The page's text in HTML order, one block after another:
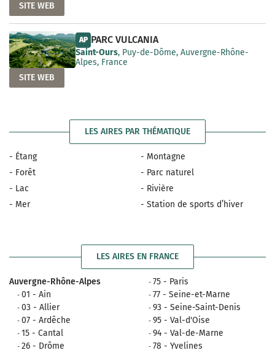
SITE WEB
AP PARC VULCANIA
Saint-Ours, Puy-de-Dôme, Auvergne-Rhône-
Alpes, France
SITE WEB
LES AIRES PAR THÉMATIQUE
- Étang
- Forêt
- Lac
- Mer
- Montagne
- Parc naturel
- Rivière
- Station de sports d’hiver
LES AIRES EN FRANCE
Auvergne-Rhône-Alpes
01 - Ain
03 - Allier
07 - Ardêche
15 - Cantal
26 - Drôme
75 - Paris
77 - Seine-et-Marne
93 - Seine-Saint-Denis
95 - Val-d'Oise
94 - Val-de-Marne
78 - Yvelines